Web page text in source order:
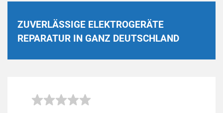
ZUVERLÄSSIGE ELEKTROGERÄTE
REPARATUR IN GANZ DEUTSCHLAND